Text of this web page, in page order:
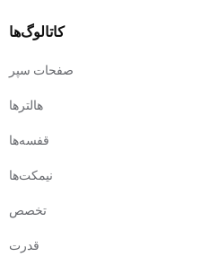
کاتالوگ‌ها
صفحات سپر
هالترها
قفسه‌ها
نیمکت‌ها
تخصص
قدرت